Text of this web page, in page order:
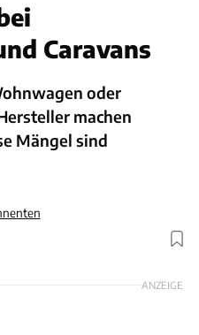
Caravans
oder
machen
Mängel sind
Foto: Andreas Becker
ANZEIGE